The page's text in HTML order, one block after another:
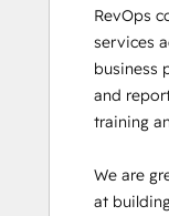
RevOps
services
business
and
training
We are
at